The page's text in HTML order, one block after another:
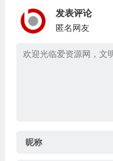
发表评论
匿名网友
昵称